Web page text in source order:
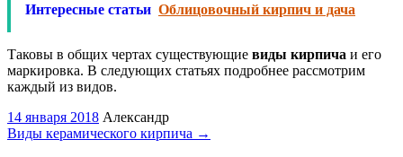
Интересные статьи Облицовочный кирпич и дача
Таковы в общих чертах существующие виды кирпича и его
маркировка. В следующих статьях подробнее рассмотрим
каждый из видов.
14 января 2018 Александр
Виды керамического кирпича →